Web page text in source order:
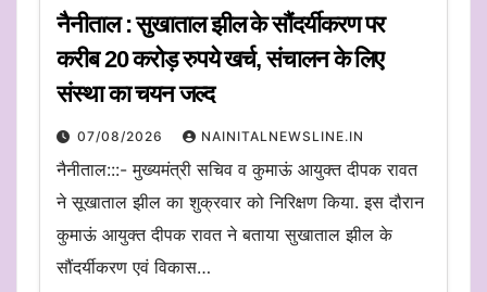
नैनीताल : सुखाताल झील के सौंदर्यीकरण पर
करीब 20 करोड़ रुपये खर्च, संचालन के लिए
संस्था का चयन जल्द
07/08/2026 NAINITALNEWSLINE.IN
नैनीताल:::- मुख्यमंत्री सचिव व कुमाऊं आयुक्त दीपक रावत
ने सूखाताल झील का शुक्रवार को निरिक्षण किया. इस दौरान
कुमाऊं आयुक्त दीपक रावत ने बताया सुखाताल झील के
सौंदर्यीकरण एवं विकास…